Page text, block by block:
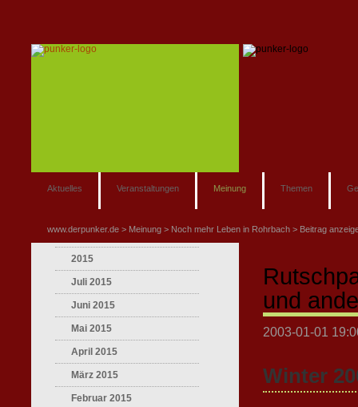
Aktuelles Veranstaltungen Meinung Themen
www.derpunker.de Meinung Noch mehr Leben in Rohrbach Beitrag
und
2003-01-01
Winter
2015
Juli 2015
Juni 2015
Mai 2015
April 2015
März 2015
Februar 2015